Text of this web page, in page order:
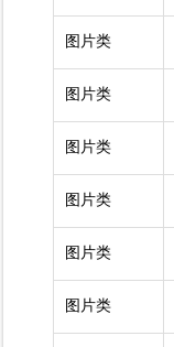
图片类
图片类
图片类
图片类
图片类
图片类